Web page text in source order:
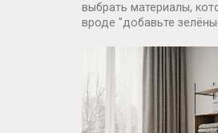
выбрать материалы,
вроде "добавьте